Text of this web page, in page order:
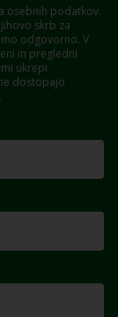
osebnih podatkov.
skrb za
odgovorno. V
in pregledni
ukrepi
dostopajo
.